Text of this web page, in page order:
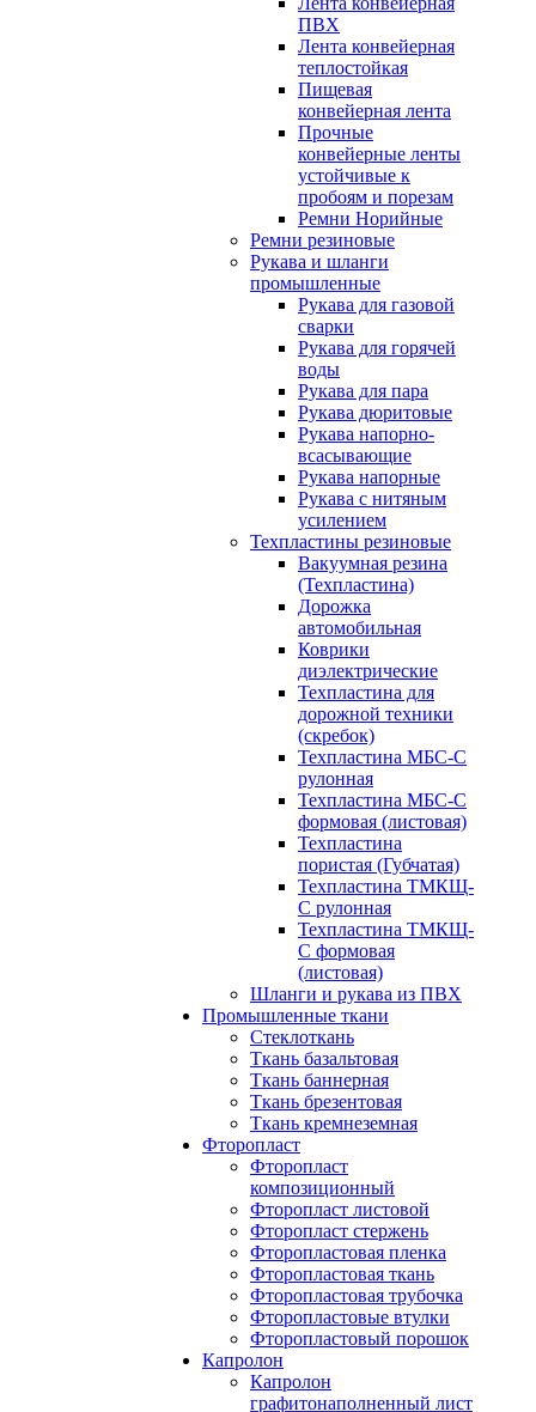
ПВХ
Лента конвейерная
теплостойкая
Пищевая
конвейерная лента
Прочные
конвейерные ленты
устойчивые к
пробоям и порезам
Ремни Норийные
Ремни резиновые
Рукава и шланги
промышленные
Рукава для газовой
сварки
Рукава для горячей
воды
Рукава для пара
Рукава дюритовые
Рукава напорно-
всасывающие
Рукава напорные
Рукава с нитяным
усилением
Техпластины резиновые
Вакуумная резина
(Техпластина)
Дорожка
автомобильная
Коврики
диэлектрические
Техпластина для
дорожной техники
(скребок)
Техпластина МБС-С
рулонная
Техпластина МБС-С
формовая (листовая)
Техпластина
пористая (Губчатая)
Техпластина ТМКЩ-
С рулонная
Техпластина ТМКЩ-
С формовая
(листовая)
Шланги и рукава из ПВХ
Промышленные ткани
Стеклоткань
Ткань базальтовая
Ткань баннерная
Ткань брезентовая
Ткань кремнеземная
Фторопласт
Фторопласт
композиционный
Фторопласт листовой
Фторопласт стержень
Фторопластовая пленка
Фторопластовая ткань
Фторопластовая трубочка
Фторопластовые втулки
Фторопластовый порошок
Капролон
Капролон
графитонаполненный лист